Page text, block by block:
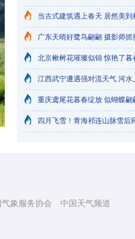
烟台天气一天三变 降雨冰雹
当古式建筑遇上春天 居然美到
广东天晴好鹭鸟翩翩 摄影师抓
北京楸树花璀璨似锦 惊艳了暮
江西武宁遭遇强对流天气 河水
重庆鸢尾花暮春绽放 似蝴蝶翩
四月飞雪！青海祁连山脉雪后
气象服务协会 中国天气频道